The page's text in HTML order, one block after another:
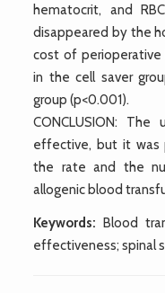
hematocrit, and
disappeared by the
cost of perioperative
in the cell saver
group (p<0.001).
CONCLUSION:
effective, but it was
the rate and the
allogenic blood
Keywords: Blood
effectiveness; spinal